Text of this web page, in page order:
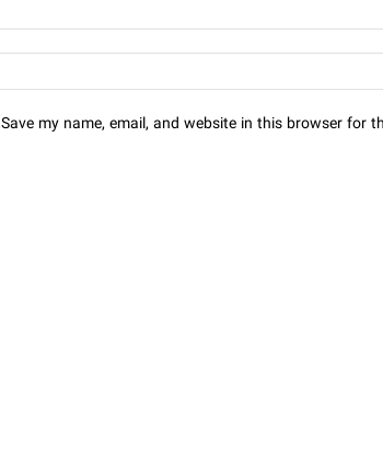
Save my name, email, and website in this browser for